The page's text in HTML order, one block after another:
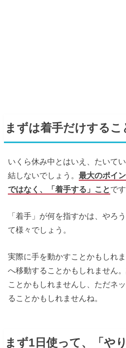
まずは着手だけするこ
いくら休み中とはいえ、たいて
結しないでしょう。最大のポイ
ではなく、「着手する」ことです
「着手」が何を指すかは、やろ
て様々でしょう。
実際に手を動かすことかもしれ
へ移動することかもしれません
ことかもしれませんし、ただネ
ることかもしれませんね。
まず1日使って、「や